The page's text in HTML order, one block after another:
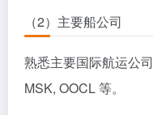
（2）主要船公司
熟悉主要国际航运公
MSK, OOCL 等。